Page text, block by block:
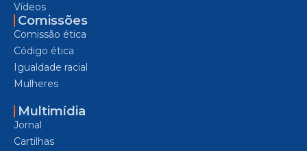
Vídeos
Comissões
Comissão ética
Código ética
Igualdade racial
Mulheres
Multimídia
Jornal
Cartilhas